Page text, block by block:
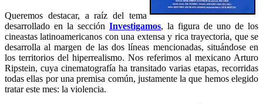
Queremos destacar, a raíz del tema
desarrollado en la sección Investigamos, la figura de uno de los
cineastas latinoamericanos con una extensa y rica trayectoria, que se
desarrolla al margen de las dos líneas mencionadas, situándose en
los territorios del hiperrealismo. Nos referimos al mexicano Arturo
Ripstein, cuya cinematografía ha transitado varias etapas, recorridas
todas ellas por una premisa común, justamente la que hemos elegido
tratar este mes: la violencia.